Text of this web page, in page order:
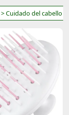
> Cuidado del cabello